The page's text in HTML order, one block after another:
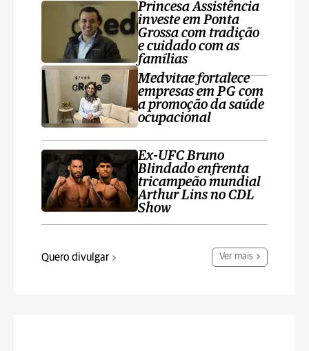
Princesa Assistência
investe em Ponta
Grossa com tradição
e cuidado com as
famílias
Medvitae fortalece
empresas em PG com
a promoção da saúde
ocupacional
Ex-UFC Bruno
Blindado enfrenta
tricampeão mundial
Arthur Lins no CDL
Show
Quero divulgar Ver mais